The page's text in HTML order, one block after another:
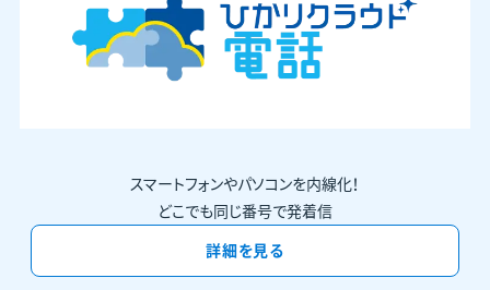
スマートフォンやパソコンを内線化！
どこでも同じ番号で発着信
詳細を見る